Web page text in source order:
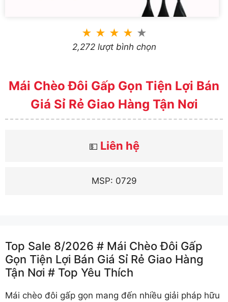
★ ★ ★ ★ ★
2,272 lượt bình chọn
Mái Chèo Đôi Gấp Gọn Tiện Lợi Bán
Giá Sỉ Rẻ Giao Hàng Tận Nơi
💵 Liên hệ
MSP: 0729
Top Sale 8/2026 # Mái Chèo Đôi Gấp
Gọn Tiện Lợi Bán Giá Sỉ Rẻ Giao Hàng
Tận Nơi # Top Yêu Thích
Mái chèo đôi gấp gọn mang đến nhiều giải pháp hữu